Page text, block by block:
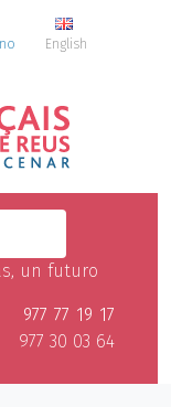
English
un futuro
977 77 19 17
977 30 03 64